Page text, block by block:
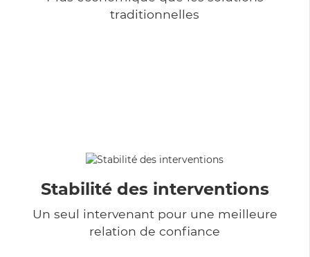
traditionnelles
Stabilité des interventions
Un seul intervenant pour une meilleure
relation de confiance